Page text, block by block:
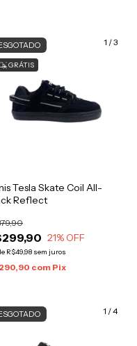
1 /3
GRÁTIS
Tesla Skate Coil All-
Reflect
21% OFF
R$49,98 sem juros
com Pix
1 /4